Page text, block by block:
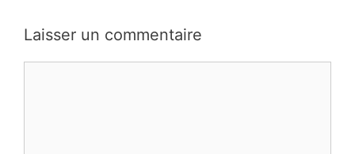
Laisser un commentaire